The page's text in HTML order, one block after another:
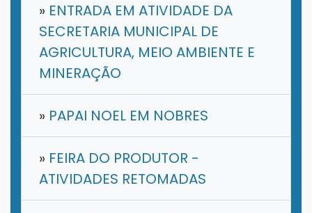
» ENTRADA EM ATIVIDADE DA
SECRETARIA MUNICIPAL DE
AGRICULTURA, MEIO AMBIENTE E
MINERAÇÃO
» PAPAI NOEL EM NOBRES
» FEIRA DO PRODUTOR -
ATIVIDADES RETOMADAS